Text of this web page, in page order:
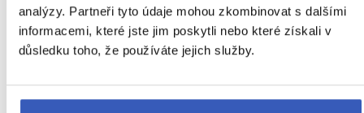
analýzy. Partneři tyto údaje mohou zkombinovat s dalšími
informacemi, které jste jim poskytli nebo které získali v
důsledku toho, že používáte jejich služby.
To nejlepší ze Sevilly + MAURSKÁ
CÓRDOBA + VYSTOUPENÍ
ANDALUSKÉHO FLAMENCA